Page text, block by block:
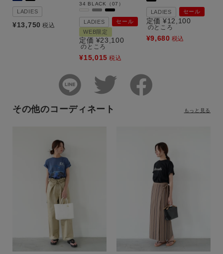
LADIES
¥13,750 税込
34 BLACK（07）
LADIES
セール
WEB限定
定価 ¥23,100
のところ
¥15,015 税込
LADIES セール
定価 ¥12,100
のところ
¥9,680 税込
その他のコーディネート もっと見る